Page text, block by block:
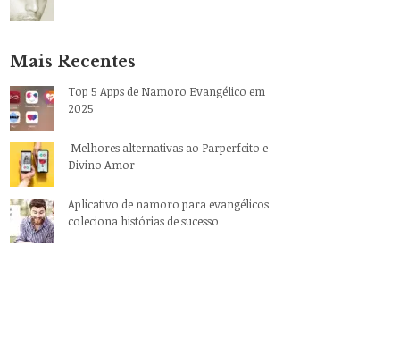
Mais Recentes
Top 5 Apps de Namoro Evangélico em
2025
Melhores alternativas ao Parperfeito e
Divino Amor
Aplicativo de namoro para evangélicos
coleciona histórias de sucesso